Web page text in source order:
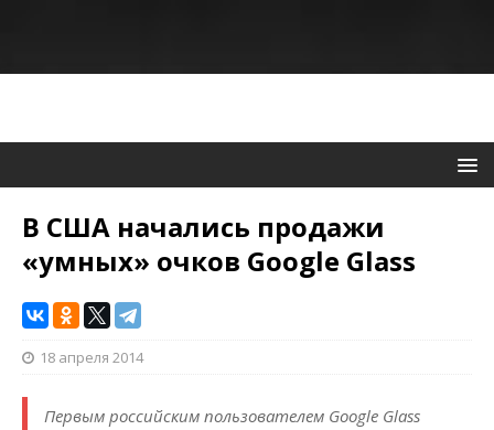
В США начались продажи
«умных» очков Google Glass
18 апреля 2014
Первым российским пользователем Google Glass